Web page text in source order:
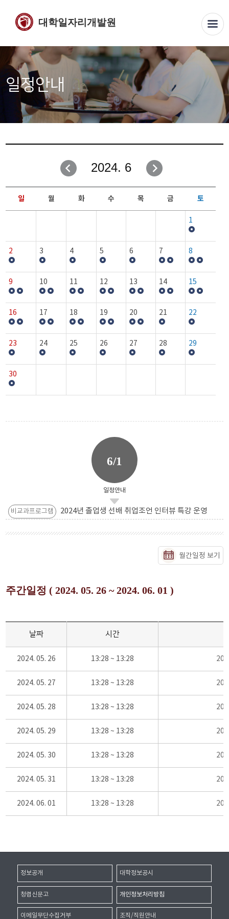
대학일자리개발원
일정안내
2024. 6
일 월 화 수 목 금 토
1
2 3 4 5 6 7 8
9 10 11 12 13 14 15
16 17 18 19 20 21 22
23 24 25 26 27 28 29
30
6/1
일정안내
비교과프로그램 2024년 졸업생 선배 취업조언 인터뷰 특강 운영
월간일정 보기
주간일정 ( 2024. 05. 26 ~ 2024. 06. 01 )
날짜 시간
2024. 05. 26 13:28 ~ 13:28
2024. 05. 27 13:28 ~ 13:28
2024. 05. 28 13:28 ~ 13:28
2024. 05. 29 13:28 ~ 13:28
2024. 05. 30 13:28 ~ 13:28
2024. 05. 31 13:28 ~ 13:28
2024. 06. 01 13:28 ~ 13:28
정보공개 대학정보공시
청렴신문고 개인정보처리방침
이메일무단수집거부 조직/직원안내